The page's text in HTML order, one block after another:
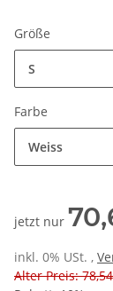
Größe
S
Farbe
Weiss
jetzt nur
inkl. 0% USt. ,
Alter Preis: